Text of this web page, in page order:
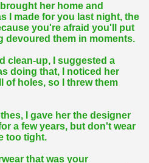
her home and
I made for you last night, the
you're afraid you'll put
devoured them in moments.
clean-up, I suggested a
doing that, I noticed her
of holes, so I threw them
I gave her the designer
a few years, but don't wear
too tight.
that was your